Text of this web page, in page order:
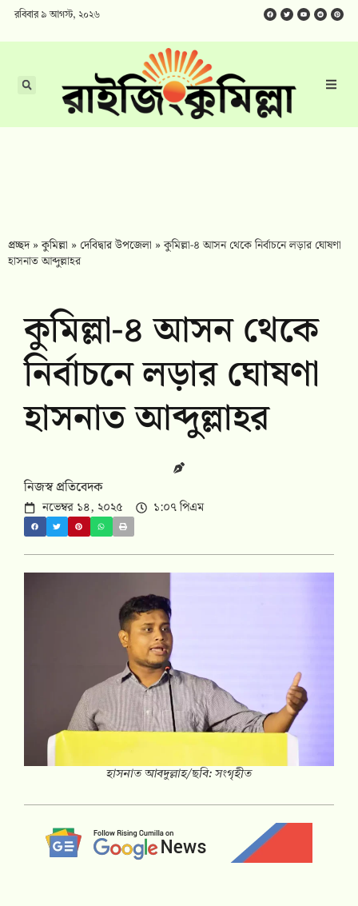
রবিবার ৯ আগস্ট, ২০২৬
প্রচ্ছদ»কুমিল্লা » দেবিদ্বার উপজেলা »কুমিল্লা-৪ আসন থেকে নির্বাচনে লড়ার ঘোষণা
হাসনাত আব্দুল্লাহর
কুমিল্লা-৪ আসন থেকে
নির্বাচনে লড়ার ঘোষণা
হাসনাত আব্দুল্লাহর
নিজস্ব প্রতিবেদক
নভেম্বর ১৪, ২০২৫ ১:০৭ পিএম
হাসনাত আবদুল্লাহ/ছবি: সংগৃহীত